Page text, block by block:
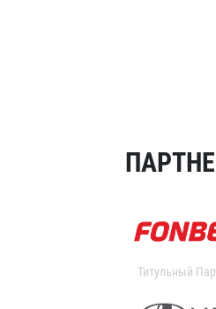
Титульный